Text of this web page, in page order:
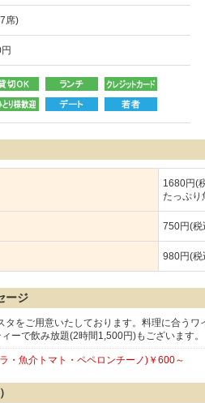
席)
1680円(
たっぷり
750円(税
980円(税
ージ
タをご用意いたしております。料理に合う
ーで飲み放題(2時間1,500円)もございます。
・魚介トマト・ペペロンチーノ)￥600～